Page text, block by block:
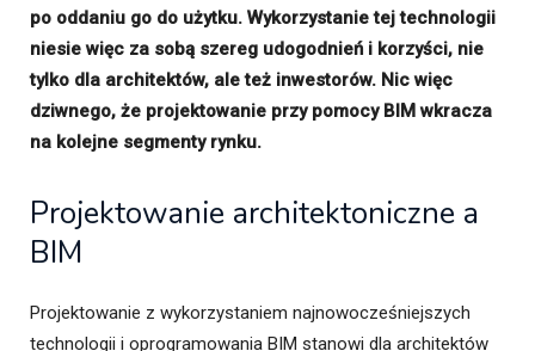
po oddaniu go do użytku. Wykorzystanie tej technologii
niesie więc za sobą szereg udogodnień i korzyści, nie
tylko dla architektów, ale też inwestorów. Nic więc
dziwnego, że projektowanie przy pomocy BIM wkracza
na kolejne segmenty rynku.
Projektowanie architektoniczne a
BIM
Projektowanie z wykorzystaniem najnowocześniejszych
technologii i oprogramowania BIM stanowi dla architektów